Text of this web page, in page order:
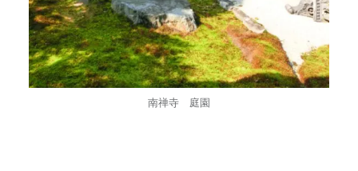
南禅寺 庭園